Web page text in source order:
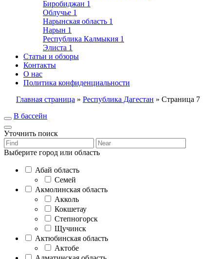
Биробиджан 1
Облучье 1
Нарынская область 1
Нарын 1
Республика Калмыкия 1
Элиста 1
Статьи и обзоры
Контакты
О нас
Политика конфиденциальности
Главная страница » Республика Дагестан » Страница 7
В бассейн
Уточнить поиск
Выберите город или область
Абай область
Семей
Акмолинская область
Акколь
Кокшетау
Степногорск
Щучинск
Актюбинская область
Актобе